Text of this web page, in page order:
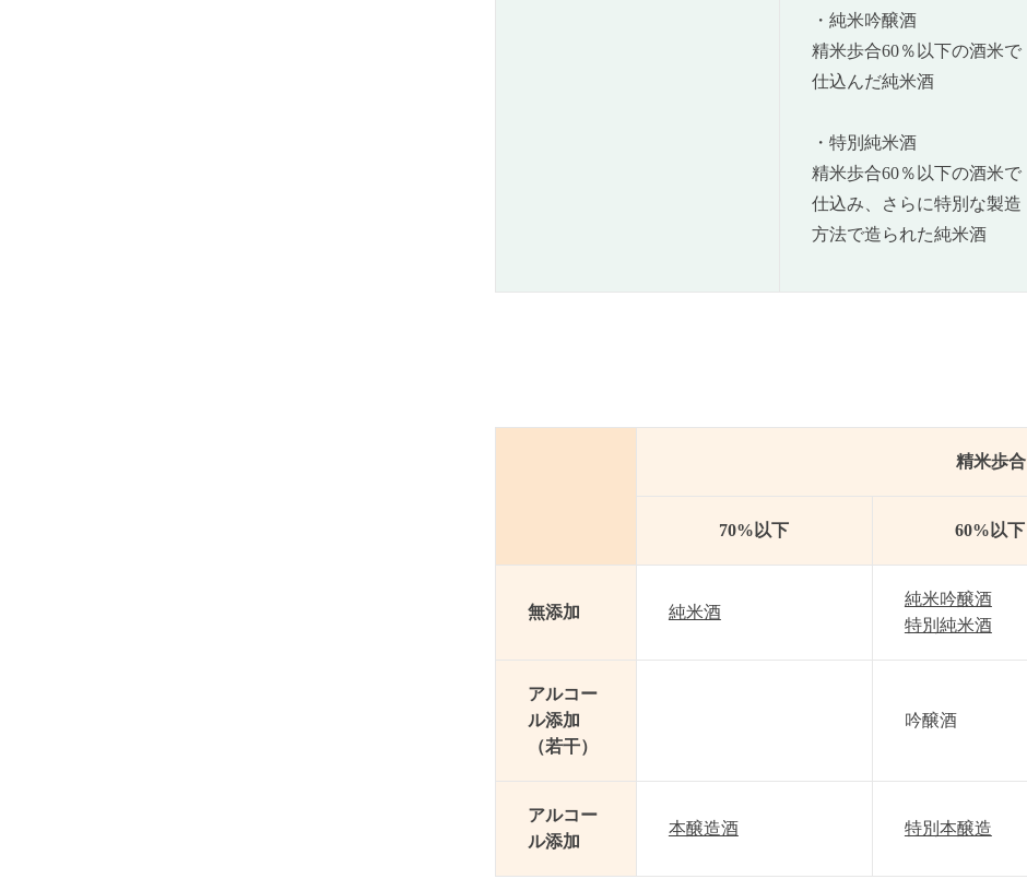
・純米吟醸酒
精米歩合60％以下の酒米で
仕込んだ純米酒
・特別純米酒
精米歩合60％以下の酒米で
仕込み、さらに特別な製造
方法で造られた純米酒
精米歩合
70%以下 60%以下
無添加 純米酒
純米吟醸酒
特別純米酒
アルコー
ル添加
（若干）
吟醸酒
アルコー
ル添加
本醸造酒 特別本醸造